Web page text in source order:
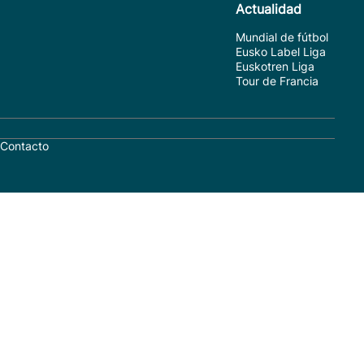
Actualidad
Mundial de fútbol
Eusko Label Liga
Euskotren Liga
Tour de Francia
Contacto